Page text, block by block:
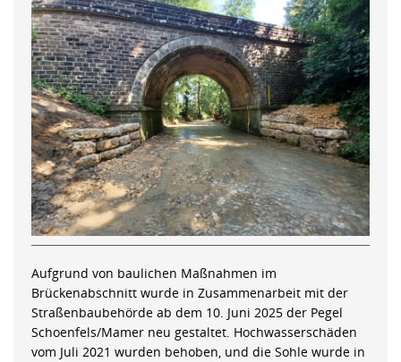
Aufgrund von baulichen Maßnahmen im
Brückenabschnitt wurde in Zusammenarbeit mit der
Straßenbaubehörde ab dem 10. Juni 2025 der Pegel
Schoenfels/Mamer neu gestaltet. Hochwasserschäden
vom Juli 2021 wurden behoben, und die Sohle wurde in